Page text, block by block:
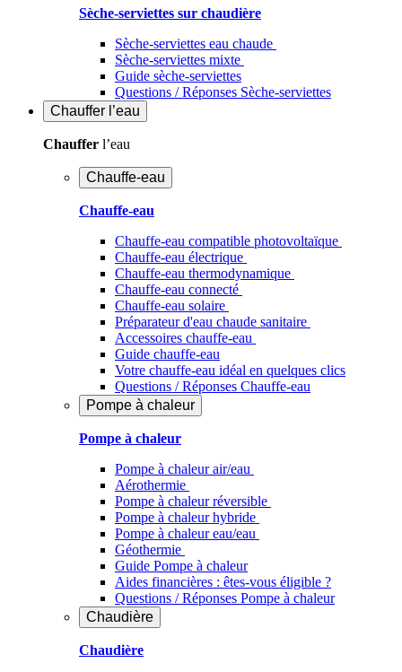
Sèche-serviettes sur chaudière
Sèche-serviettes eau chaude
Sèche-serviettes mixte
Guide sèche-serviettes
Questions / Réponses Sèche-serviettes
Chauffer l’eau
Chauffer l’eau
Chauffe-eau
Chauffe-eau
Chauffe-eau compatible photovoltaïque
Chauffe-eau électrique
Chauffe-eau thermodynamique
Chauffe-eau connecté
Chauffe-eau solaire
Préparateur d'eau chaude sanitaire
Accessoires chauffe-eau
Guide chauffe-eau
Votre chauffe-eau idéal en quelques clics
Questions / Réponses Chauffe-eau
Pompe à chaleur
Pompe à chaleur
Pompe à chaleur air/eau
Aérothermie
Pompe à chaleur réversible
Pompe à chaleur hybride
Pompe à chaleur​ eau/eau
Géothermie
Guide Pompe à chaleur
Aides financières : êtes-vous éligible ?
Questions / Réponses Pompe à chaleur
Chaudière
Chaudière